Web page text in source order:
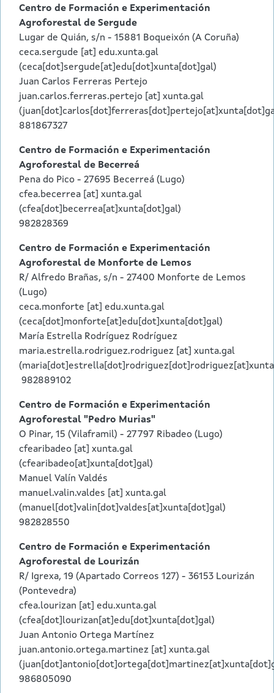
Centro de Formación e Experimentación
Agroforestal de Sergude
Lugar de Quián, s/n - 15881 Boqueixón (A Coruña)
ceca.sergude [at] edu.xunta.gal
(ceca[dot]sergude[at]edu[dot]xunta[dot]gal)
Juan Carlos Ferreras Pertejo
juan.carlos.ferreras.pertejo [at] xunta.gal
881867327
Centro de Formación e Experimentación
Agroforestal de Becerreá
Pena do Pico - 27695 Becerreá (Lugo)
cfea.becerrea [at] xunta.gal
(cfea[dot]becerrea[at]xunta[dot]gal)
982828369
Centro de Formación e Experimentación
Agroforestal de Monforte de Lemos
R/ Alfredo Brañas, s/n - 27400 Monforte de Lemos
(Lugo)
ceca.monforte [at] edu.xunta.gal
(ceca[dot]monforte[at]edu[dot]xunta[dot]gal)
María Estrella Rodríguez Rodríguez
maria.estrella.rodriguez.rodriguez [at] xunta.gal
982889102
Centro de Formación e Experimentación
Agroforestal "Pedro Murias"
O Pinar, 15 (Vilaframil) - 27797 Ribadeo (Lugo)
cfearibadeo [at] xunta.gal
(cfearibadeo[at]xunta[dot]gal)
Manuel Valín Valdés
manuel.valin.valdes [at] xunta.gal
(manuel[dot]valin[dot]valdes[at]xunta[dot]gal)
982828550
Centro de Formación e Experimentación
Agroforestal de Lourizán
R/ Igrexa, 19 (Apartado Correos 127) - 36153 Lourizán
(Pontevedra)
cfea.lourizan [at] edu.xunta.gal
(cfea[dot]lourizan[at]edu[dot]xunta[dot]gal)
Juan Antonio Ortega Martínez
juan.antonio.ortega.martinez [at] xunta.gal
986805090